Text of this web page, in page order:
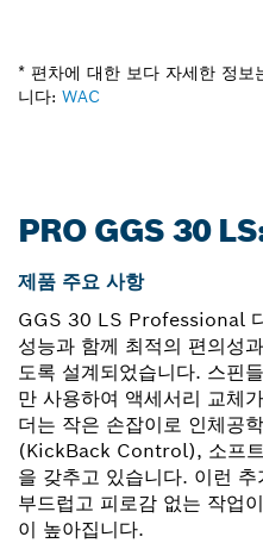
* 편차에 대한 보다 자세한 정
니다: WAC
PRO GGS 30
제품 주요 사항
GGS 30 LS Professional
성능과 함께 최적의 편의성
도록 설계되었습니다. 스핀
만 사용하여 액세서리 교체
더는 작은 손잡이로 인체공
(KickBack Control), 소프
을 갖추고 있습니다. 이런
부드럽고 피로감 없는 작업
이 높아집니다.